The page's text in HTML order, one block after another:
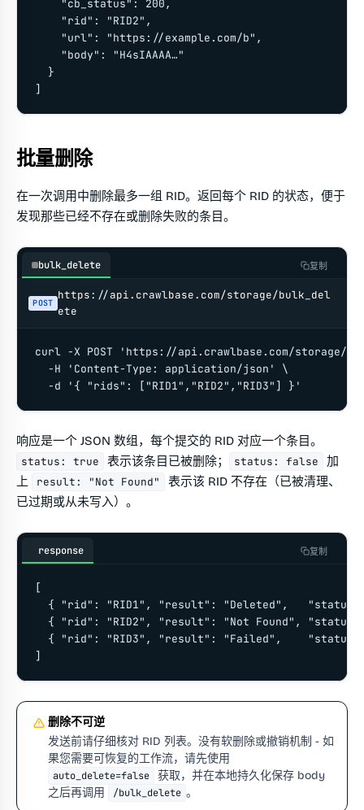
    "cb_status": 200,
    "rid": "RID2",
    "url": "https://example.com/b",
    "body": "H4sIAAAA…"
  }
]
批量删除
在一次调用中删除最多一组 RID。返回每个 RID 的状态，便于
发现那些已经不存在或删除失败的条目。
bulk_delete 复制
POST
https://api.crawlbase.com/storage/bulk_del
ete
curl -X POST 'https://api.crawlbase.com/storage/
  -H 'Content-Type: application/json' \
  -d '{ "rids": ["RID1","RID2","RID3"] }'
响应是一个 JSON 数组，每个提交的 RID 对应一个条目。
status: true 表示该条目已被删除； status: false
加
上
result: "Not Found"
表示该 RID 不存在（已被清理、
已过期或从未写入）。
response 复制
[
{ "rid": "RID1", "result": "Deleted",
{ "rid": "RID2", "result": "Not Found",
{ "rid": "RID3", "result": "Failed",
]
删除不可逆
发送前请仔细核对 RID 列表。没有软删除或撤销机制 - 如
果您需要可恢复的工作流，请先使用
auto_delete=false
获取，并在本地持久化保存 body
之后再调用
/bulk_delete 。